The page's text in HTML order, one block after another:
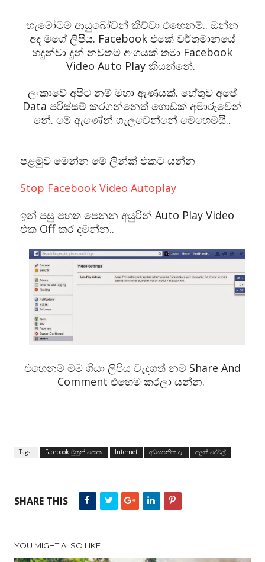
හැමෝටම ආයුබෝවන් කිව්වා එහෙනම්.. ඔන්න
අද මගේ ලිපිය. Facebook එකේ වර්තමානයේ
හදුන්වා දුන් නවතම අංගයක් තමා Facebook
Video Auto Play කියන්නේ.
ලංකාවේ අපිට නම් මහා ඇණයක්. හේතුව අපේ
Data පරිස්සම් කරගන්නෙත් ගොඩක් අමාරුවෙන්
නේ. මේ ඇණේන් ගැලවෙන්නේ මෙහෙමයි..
පළමුව මෙන්න මේ ලින්ක් එකට යන්න
Stop Facebook Video Autoplay
ඉන් පසු පහත පෙනන අයුරින් Auto Play Video
එක Off කර දමන්න..
එහෙනම් මම ගියා ලිපිය වැදගත් නම් Share And
Comment එහෙම කරලා යන්න.
Tags : Facebook මුහුන් පොත. Internet අධ්‍යාපනික දෑ. අලුත් දේවල්
SHARE THIS
YOU MIGHT ALSO LIKE